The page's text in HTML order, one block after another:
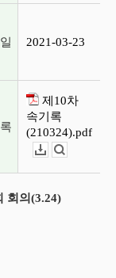
2021-03-23
제10차
속기록
(210324).pdf
회의(3.24)